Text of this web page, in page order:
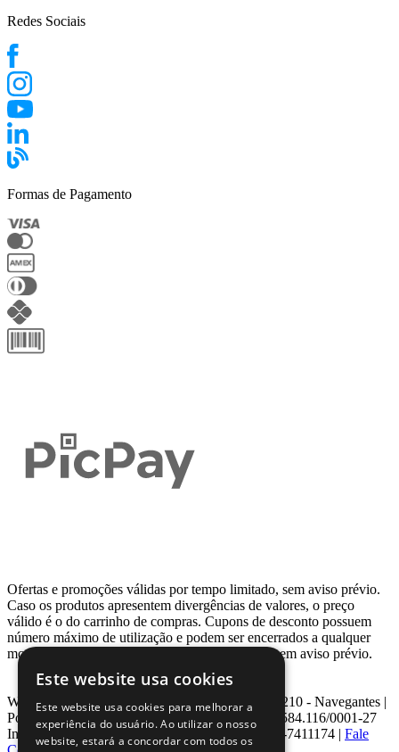
Redes Sociais
Formas de Pagamento
Ofertas e promoções válidas por tempo limitado, sem aviso prévio.
Caso os produtos apresentem divergências de valores, o preço
válido é o do carrinho de compras. Cupons de desconto possuem
número máximo de utilização e podem ser encerrados a qualquer
momento, de acordo com sua disponibilidade e sem aviso prévio.
Webcontinental LTDA | Travessa Venezuela, Nº 210 - Navegantes |
Porto Alegre - RS - CEP: 90.240-220 CNPJ: 08.584.116/0001-27
Inscrição Estadual: 0963171399 | Telefone: 0800-7411174 | Fale
Este website usa cookies
Este website usa cookies para melhorar a
experiência do usuário. Ao utilizar o nosso
website, estará a concordar com todos os